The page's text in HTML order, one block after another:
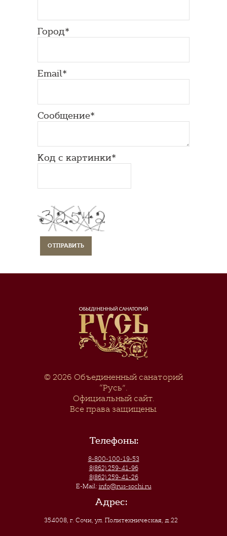
Город*
Email*
Сообщение*
Код с картинки*
© 2026 Объединенный санаторий
“Русь”.
Официальный сайт.
Все права защищены.
Телефоны:
8-800-100-19-53
8(862) 259-41-96
8(862) 259-41-26
E-Mail: info@rus-sochi.ru
Адрес:
354008, г. Сочи,ул. Политехническая, д.22